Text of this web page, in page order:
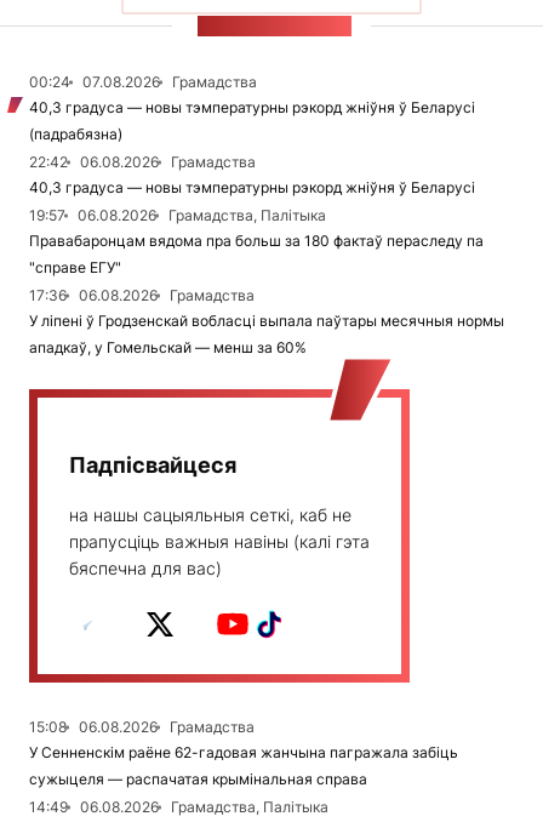
00:24 07.08.2026
Грамадства
40,3 градуса — новы тэмпературны рэкорд жніўня ў Беларусі
(падрабязна)
22:42
06.08.2026
Грамадства
40,3 градуса — новы тэмпературны рэкорд жніўня ў Беларусі
19:57
06.08.2026
Грамадства, Палітыка
Правабаронцам вядома пра больш за 180 фактаў пераследу па
"справе ЕГУ"
17:36
06.08.2026
Грамадства
У ліпені ў Гродзенскай вобласці выпала паўтары месячныя нормы
ападкаў, у Гомельскай — менш за 60%
Падпісвайцеся
на нашы сацыяльныя сеткі, каб не
прапусціць важныя навіны (калі гэта
бяспечна для вас)
15:08 06.08.2026
Грамадства
У Сенненскім раёне 62-гадовая жанчына пагражала забіць
сужыцеля — распачатая крымінальная справа
14:49
06.08.2026
Грамадства, Палітыка